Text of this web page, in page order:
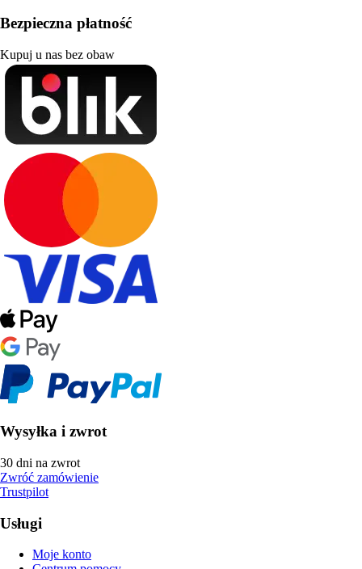
Bezpieczna płatność
Kupuj u nas bez obaw
Wysyłka i zwrot
30 dni na zwrot
Zwróć zamówienie
Trustpilot
Usługi
Moje konto